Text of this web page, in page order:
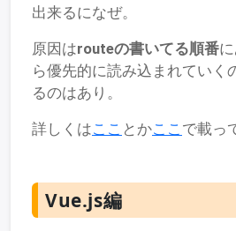
出来るになぜ。
原因はrouteの書いてる順番
ら優先的に読み込まれていく
るのはあり。
詳しくはここ とかここ で載っ
Vue.js編